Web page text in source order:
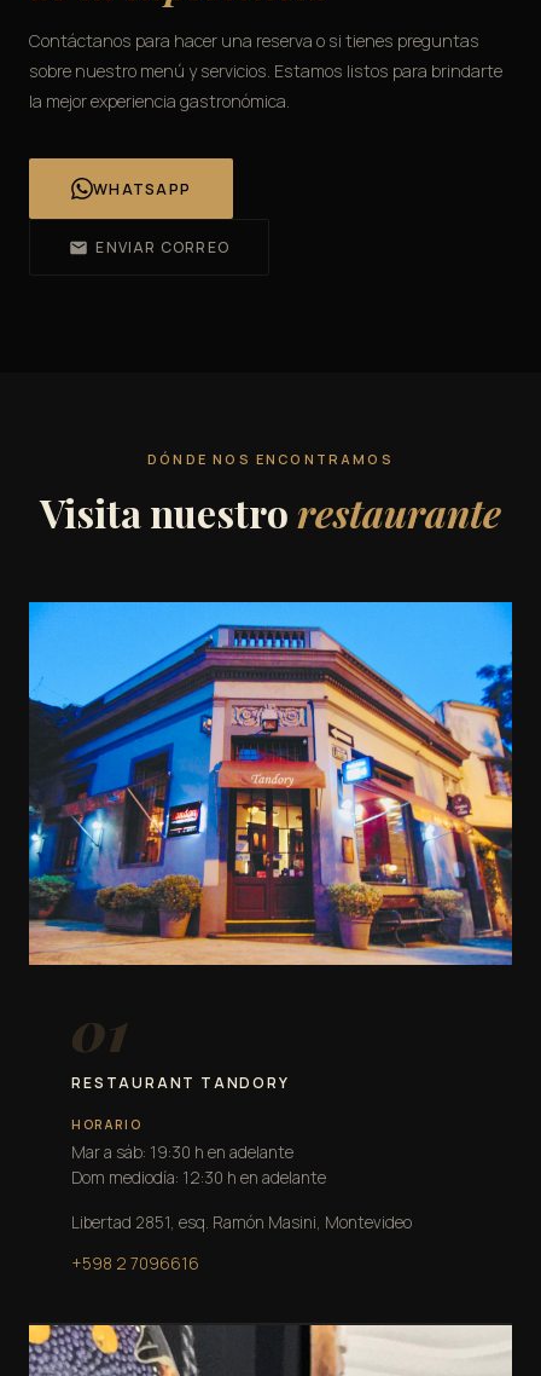
Contáctanos para hacer una reserva o si tienes preguntas
sobre nuestro menú y servicios. Estamos listos para brindarte
la mejor experiencia gastronómica.
WHATSAPP
ENVIAR CORREO
DÓNDE NOS ENCONTRAMOS
Visita nuestro restaurante
01
RESTAURANT TANDORY
HORARIO
Mar a sáb: 19:30 h en adelante
Dom mediodía: 12:30 h en adelante
Libertad 2851, esq. Ramón Masini, Montevideo
+598 2 7096616